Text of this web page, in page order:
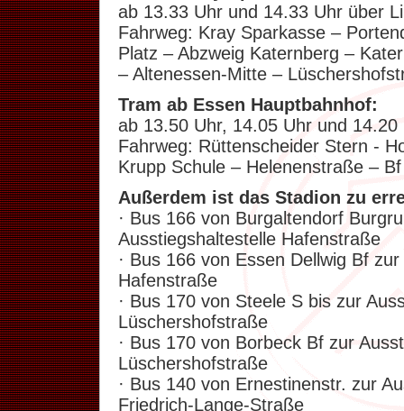
ab 13.33 Uhr und 14.33 Uhr über
Fahrweg: Kray Sparkasse –
Platz – Abzweig Katernberg –
– Altenessen-Mitte –
Tram ab Essen Hauptbahnhof:
ab 13.50 Uhr, 14.05 Uhr und
Fahrweg: Rüttenscheider Stern -
Krupp Schule – Helenenstraße –
Außerdem ist das Stadion zu
· Bus 166 von Burgaltendorf
Ausstiegshaltestelle Hafenstraße
· Bus 166 von Essen Dellwig Bf
Hafenstraße
· Bus 170 von Steele S bis zur
Lüschershofstraße
· Bus 170 von Borbeck Bf zur
Lüschershofstraße
· Bus 140 von Ernestinenstr. zur
Friedrich-Lange-Straße